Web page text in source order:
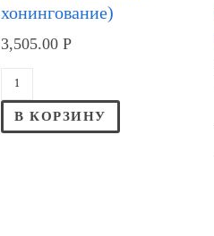
хонингование)
3,505.00Р
В КОРЗИНУ